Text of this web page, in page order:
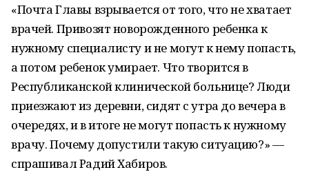
«Почта Главы взрывается от того, что не хватает
врачей. Привозят новорожденного ребенка к
нужному специалисту и не могут к нему попасть,
а потом ребенок умирает. Что творится в
Республиканской клинической больнице? Люди
приезжают из деревни, сидят с утра до вечера в
очередях, и в итоге не могут попасть к нужному
врачу. Почему допустили такую ситуацию?» —
спрашивал Радий Хабиров.